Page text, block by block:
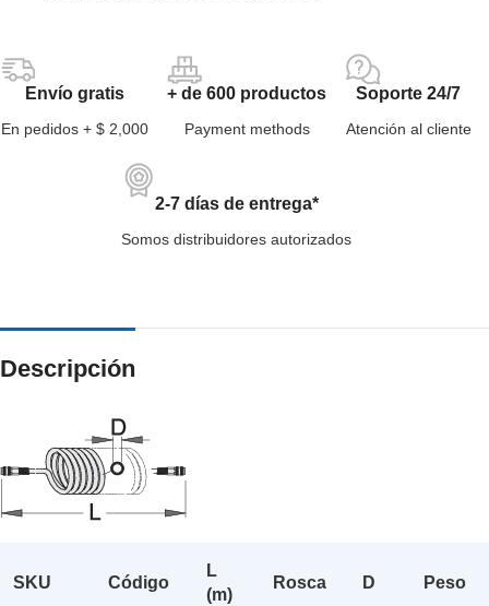
Envío gratis
En pedidos + $ 2,000
+ de 600 productos
Payment methods
Soporte 24/7
Atención al cliente
2-7 días de entrega*
Somos distribuidores autorizados
Descripción
SKU Código
L
(m)
Rosca D Peso